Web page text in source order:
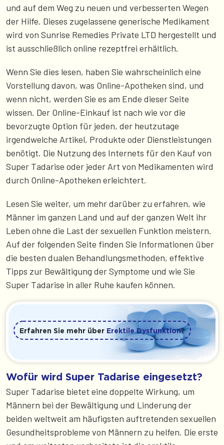
und auf dem Weg zu neuen und verbesserten Wegen
der Hilfe. Dieses zugelassene generische Medikament
wird von Sunrise Remedies Private LTD hergestellt und
ist ausschließlich online rezeptfrei erhältlich.
Wenn Sie dies lesen, haben Sie wahrscheinlich eine
Vorstellung davon, was Online-Apotheken sind, und
wenn nicht, werden Sie es am Ende dieser Seite
wissen. Der Online-Einkauf ist nach wie vor die
bevorzugte Option für jeden, der heutzutage
irgendwelche Artikel, Produkte oder Dienstleistungen
benötigt. Die Nutzung des Internets für den Kauf von
Super Tadarise oder jeder Art von Medikamenten wird
durch Online-Apotheken erleichtert.
Lesen Sie weiter, um mehr darüber zu erfahren, wie
Männer im ganzen Land und auf der ganzen Welt ihr
Leben ohne die Last der sexuellen Funktion meistern.
Auf der folgenden Seite finden Sie Informationen über
die besten dualen Behandlungsmethoden, effektive
Tipps zur Bewältigung der Symptome und wie Sie
Super Tadarise in aller Ruhe kaufen können.
Erfahren Sie mehr über Erektile Dysfunktion?
Wofür wird Super Tadarise eingesetzt?
Super Tadarise bietet eine doppelte Wirkung, um
Männern bei der Bewältigung und Linderung der
beiden weltweit am häufigsten auftretenden sexuellen
Gesundheitsprobleme von Männern zu helfen. Die erste